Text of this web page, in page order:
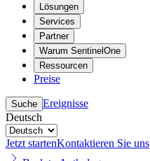
Lösungen
Services
Partner
Warum SentinelOne
Ressourcen
Preise
Suche Ereignisse
Deutsch
Jetzt startenKontaktieren Sie uns